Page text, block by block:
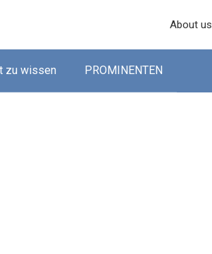
About us
zu wissen PROMINENTEN